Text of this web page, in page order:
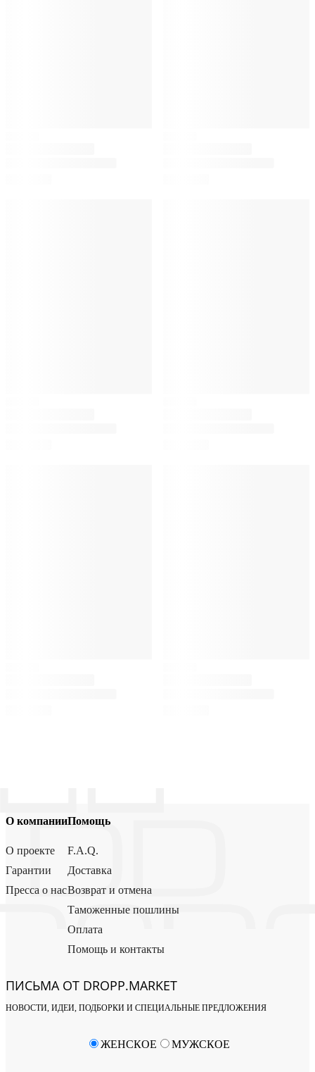
О компании
О проекте
Гарантии
Пресса о нас
Помощь
F.A.Q.
Доставка
Возврат и отмена
Таможенные пошлины
Оплата
Помощь и контакты
ПИСЬМА ОТ DROPP.MARKET
НОВОСТИ, ИДЕИ, ПОДБОРКИ И СПЕЦИАЛЬНЫЕ ПРЕДЛОЖЕНИЯ
ЖЕНСКОЕ МУЖСКОЕ